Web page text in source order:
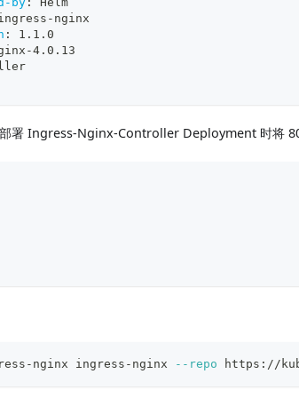
- nginx
:
1.1.0
-4.0.13
署 Ingress-Nginx-Controller Deployment 时将
nginx ingress-nginx --repo https://